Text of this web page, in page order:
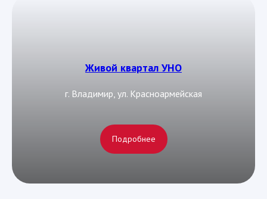
Живой квартал УНО
г. Владимир, ул. Красноармейская
Подробнее